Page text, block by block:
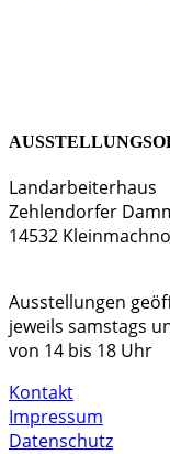
Landarbeiterhaus
Zehlendorfer
14532
Ausstellungen
jeweils samstags
von 14 bis 18 Uhr
Kontakt
Impressum
Datenschutz